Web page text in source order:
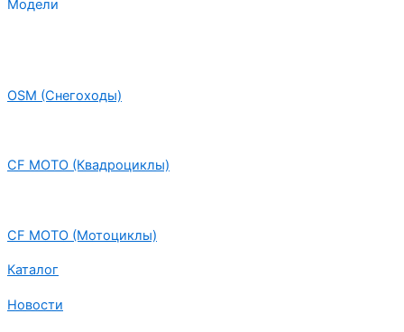
Модели
OSM (Снегоходы)
CF MOTO (Квадроциклы)
CF MOTO (Мотоциклы)
Каталог
Новости